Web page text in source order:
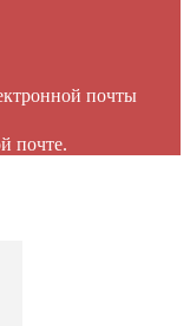
почты
почте.